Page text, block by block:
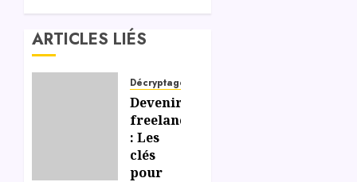
ARTICLES LIÉS
Décryptage
Devenir
freelance
: Les
clés
pour